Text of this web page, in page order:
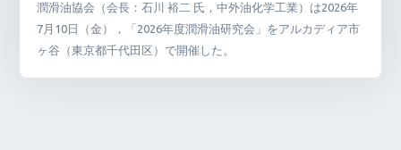
潤滑油協会（会長：石川 裕二 氏，中外油化学工業）は2026年
7月10日（金），「2026年度潤滑油研究会」をアルカディア市
ヶ谷（東京都千代田区）で開催した。